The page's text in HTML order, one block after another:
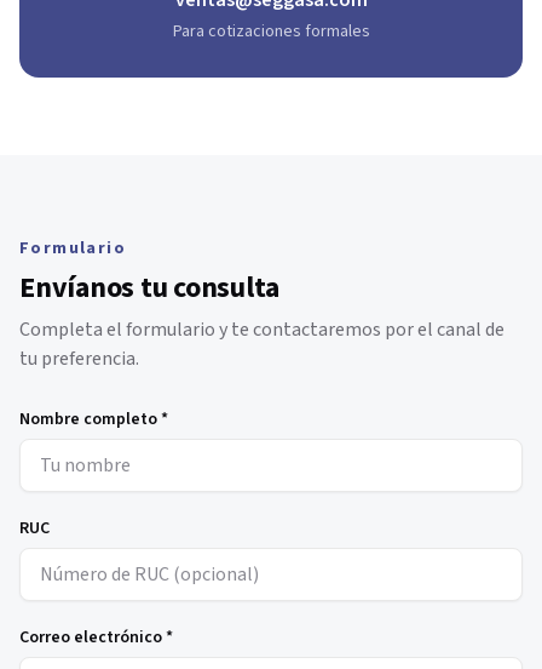
Para cotizaciones formales
Formulario
Envíanos tu consulta
Completa el formulario y te contactaremos por el canal de
tu preferencia.
Nombre completo *
RUC
Correo electrónico *